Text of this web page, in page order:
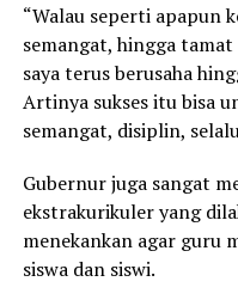
“Walau seperti apapun
semangat, hingga
saya terus berusaha
Artinya sukses itu bisa
semangat, disiplin,
Gubernur juga sangat
ekstrakurikuler yang
menekankan agar guru
siswa dan siswi.